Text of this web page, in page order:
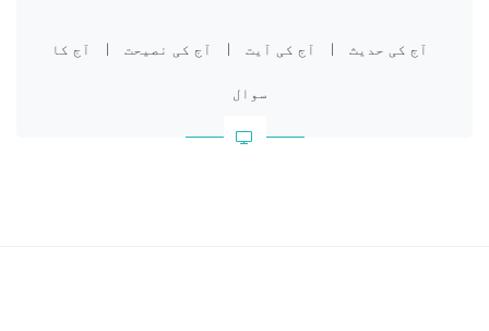
آج کی حدیث | آج کی آیت | آج کی نصیحت | آج کا
سوال